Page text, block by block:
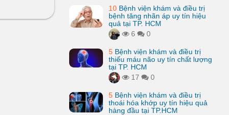
10 Bệnh viện khám và điều trị
bệnh tăng nhãn áp uy tín hiệu
quả tại TP. HCM
6
0
5 Bệnh viện khám và điều trị
thiếu máu não uy tín chất lượng
tại TP. HCM
17
0
5 Bệnh viện khám và điều trị
thoái hóa khớp uy tín hiệu quả
hàng đầu tại TP.HCM